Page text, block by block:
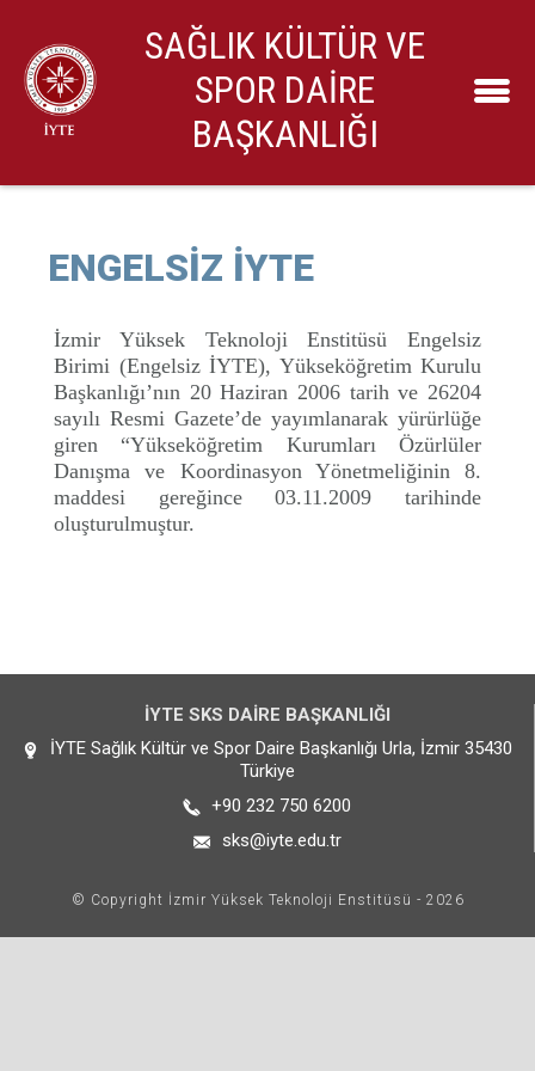
SAĞLIK KÜLTÜR VE
SPOR DAİRE
BAŞKANLIĞI
ENGELSİZ İYTE
İzmir Yüksek Teknoloji Enstitüsü Engelsiz
Birimi (Engelsiz İYTE), Yükseköğretim Kurulu
Başkanlığı’nın 20 Haziran 2006 tarih ve 26204
sayılı Resmi Gazete’de yayımlanarak yürürlüğe
giren “Yükseköğretim Kurumları Özürlüler
Danışma ve Koordinasyon Yönetmeliğinin 8.
maddesi gereğince 03.11.2009 tarihinde
oluşturulmuştur.
İYTE SKS DAİRE BAŞKANLIĞI
İYTE Sağlık Kültür ve Spor Daire Başkanlığı Urla, İzmir 35430
Türkiye
+90 232 750 6200
sks@iyte.edu.tr
© Copyright İzmir Yüksek Teknoloji Enstitüsü - 2026